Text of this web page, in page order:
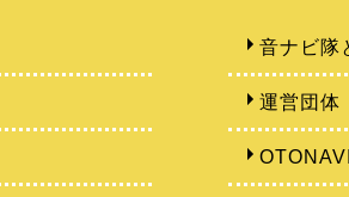
音ナビ隊
運営団体